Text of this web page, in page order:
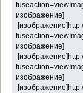
изображение]
изображение]
изображение]